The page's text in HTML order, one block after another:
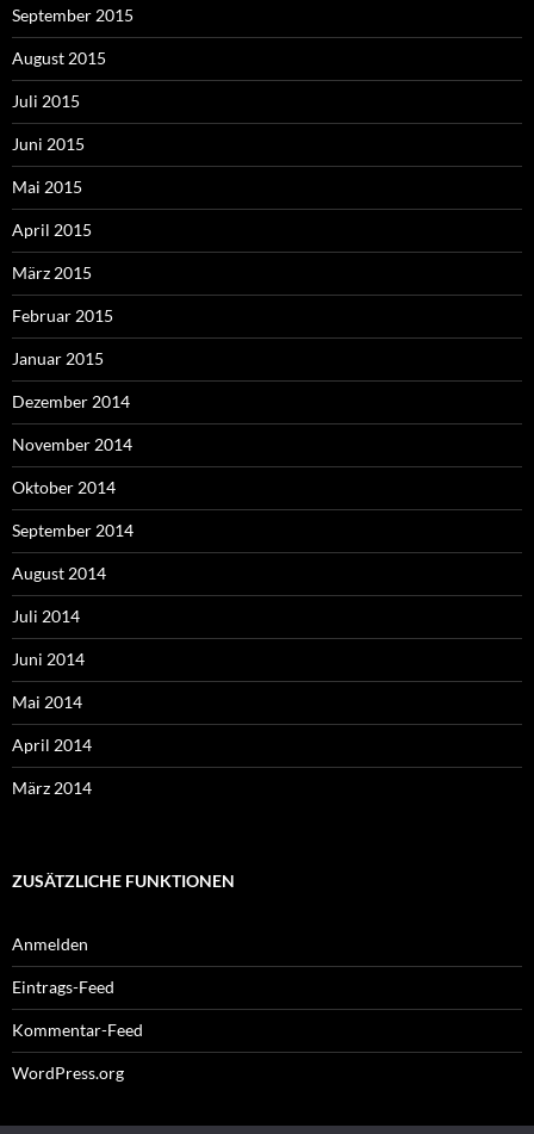
September 2015
August 2015
Juli 2015
Juni 2015
Mai 2015
April 2015
März 2015
Februar 2015
Januar 2015
Dezember 2014
November 2014
Oktober 2014
September 2014
August 2014
Juli 2014
Juni 2014
Mai 2014
April 2014
März 2014
ZUSÄTZLICHE FUNKTIONEN
Anmelden
Eintrags-Feed
Kommentar-Feed
WordPress.org